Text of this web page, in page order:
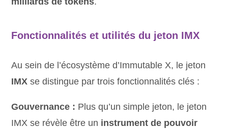
Fonctionnalités et utilités du jeton IMX
Au sein de l’écosystème d’Immutable X, le jeton
IMX se distingue par trois fonctionnalités clés :
Gouvernance : Plus qu’un simple jeton, le jeton
IMX se révèle être un instrument de pouvoir